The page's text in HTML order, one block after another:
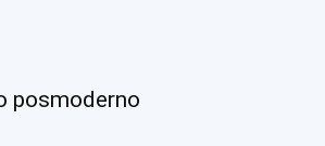
posmoderno